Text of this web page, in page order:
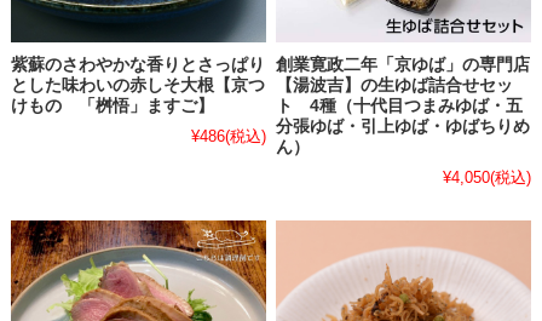
紫蘇のさわやかな香りとさっぱり
とした味わいの赤しそ大根【京つ
けもの 「桝悟」ますご】
¥486(税込)
創業寛政二年「京ゆば」の専門店
【湯波吉】の生ゆば詰合せセッ
ト 4種（十代目つまみゆば・五
分張ゆば・引上ゆば・ゆばちりめ
ん）
¥4,050(税込)